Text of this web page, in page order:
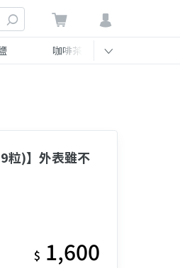
咖啡茶
粒)】外表雖不
$ 1,600